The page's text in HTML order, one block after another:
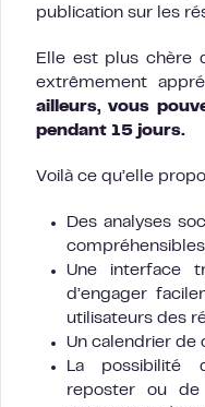
publication sur les
Elle est plus chère
extrêmement
ailleurs, vous
pendant 15 jours.
Voilà ce qu’elle
Des analyses
Une interface
d’engager
utilisateurs des
Un calendrier de
La possibilité
reposter ou